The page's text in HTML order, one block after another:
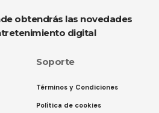
digital
Soporte
Términos y Condiciones
Política de cookies